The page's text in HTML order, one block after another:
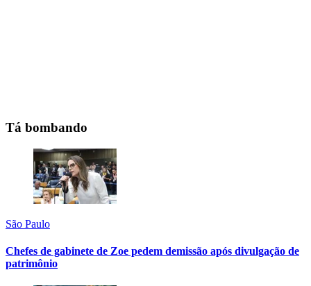
Tá bombando
São Paulo
Chefes de gabinete de Zoe pedem demissão após divulgação de
patrimônio